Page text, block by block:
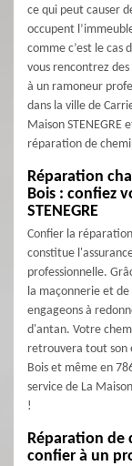
ce qui peut causer
occupent
comme c’est le cas
vous rencontrez
à un ramoneur
dans la ville de
Maison
réparation de
Réparation
Bois : confiez
STENEGRE
Confier la
constitue
professionnelle.
la maçonnerie et
engageons à
d'antan. Votre
retrouvera tout son
Bois et même en
service de La
!
Réparation de
confier à un